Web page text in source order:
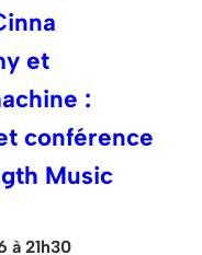
et
:
conférence
Music
à 21h30